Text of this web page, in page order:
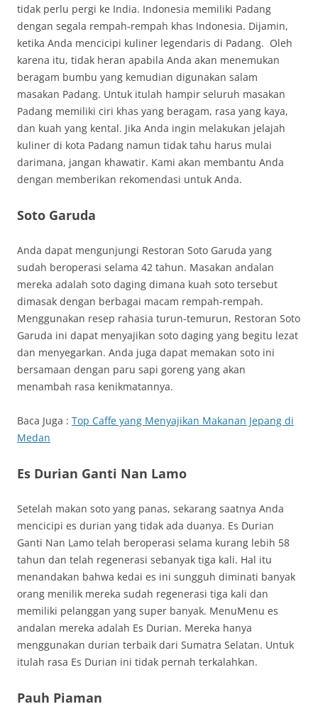
tidak perlu pergi ke India. Indonesia memiliki Padang
dengan segala rempah-rempah khas Indonesia. Dijamin,
ketika Anda mencicipi kuliner legendaris di Padang. Oleh
karena itu, tidak heran apabila Anda akan menemukan
beragam bumbu yang kemudian digunakan salam
masakan Padang. Untuk itulah hampir seluruh masakan
Padang memiliki ciri khas yang beragam, rasa yang kaya,
dan kuah yang kental. Jika Anda ingin melakukan jelajah
kuliner di kota Padang namun tidak tahu harus mulai
darimana, jangan khawatir. Kami akan membantu Anda
dengan memberikan rekomendasi untuk Anda.
Soto Garuda
Anda dapat mengunjungi Restoran Soto Garuda yang
sudah beroperasi selama 42 tahun. Masakan andalan
mereka adalah soto daging dimana kuah soto tersebut
dimasak dengan berbagai macam rempah-rempah.
Menggunakan resep rahasia turun-temurun, Restoran Soto
Garuda ini dapat menyajikan soto daging yang begitu lezat
dan menyegarkan. Anda juga dapat memakan soto ini
bersamaan dengan paru sapi goreng yang akan
menambah rasa kenikmatannya.
Baca Juga : Top Caffe yang Menyajikan Makanan Jepang di
Medan
Es Durian Ganti Nan Lamo
Setelah makan soto yang panas, sekarang saatnya Anda
mencicipi es durian yang tidak ada duanya. Es Durian
Ganti Nan Lamo telah beroperasi selama kurang lebih 58
tahun dan telah regenerasi sebanyak tiga kali. Hal itu
menandakan bahwa kedai es ini sungguh diminati banyak
orang menilik mereka sudah regenerasi tiga kali dan
memiliki pelanggan yang super banyak. MenuMenu es
andalan mereka adalah Es Durian. Mereka hanya
menggunakan durian terbaik dari Sumatra Selatan. Untuk
itulah rasa Es Durian ini tidak pernah terkalahkan.
Pauh Piaman